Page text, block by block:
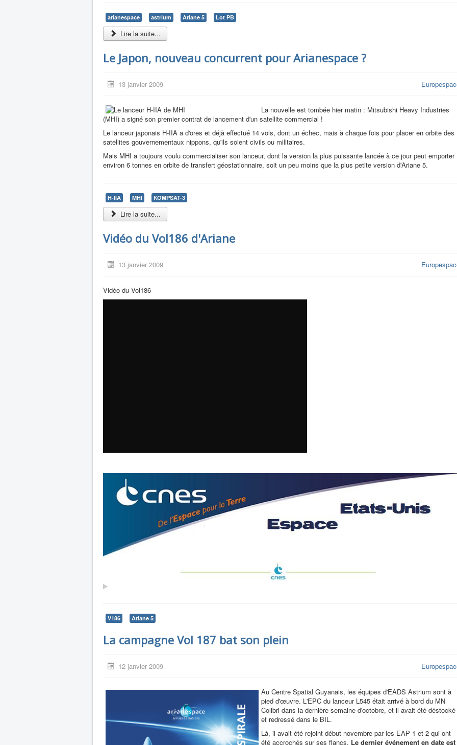
arianespace astrium Ariane 5 Lot PB
Lire la suite...
Le Japon, nouveau concurrent pour Arianespace ?
13 janvier 2009
La nouvelle est tombée hier matin : Mitsubishi Heavy Industries
(MHI) a signé son premier contrat de lancement d'un satellite commercial !
Le lanceur japonais H-IIA a d'ores et déjà effectué 14 vols, dont un échec, mais à chaque fois pour placer en orbite des
satellites gouvernementaux nippons, qu'ils soient civils ou militaires.
Mais MHI a toujours voulu commercialiser son lanceur, dont la version la plus puissante lancée à ce jour peut emporter
environ 6 tonnes en orbite de transfert géostationnaire, soit un peu moins que la plus petite version d'Ariane 5.
H-IIA MHI KOMPSAT-3
Lire la suite...
Vidéo du Vol186 d'Ariane
13 janvier 2009
Vidéo du Vol186
V186 Ariane 5
La campagne Vol 187 bat son plein
12 janvier 2009
Au Centre Spatial Guyanais, les équipes d'EADS Astrium sont à
pied d'œuvre. L'EPC du lanceur L545 était arrivé à bord du MN
Colibri dans la dernière semaine d'octobre, et il avait été déstocké
et redressé dans le BIL.
Là, il avait été rejoint début novembre par les EAP 1 et 2 qui ont
été accrochés sur ses flancs. Le dernier événement en date est